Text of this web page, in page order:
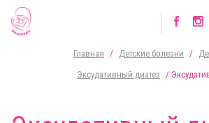
Главная / Детские болезни /
Эксудативный диатез
/